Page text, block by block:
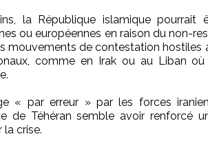
la République islamique
ou européennes en raison du non-
mouvements de contestation hostiles
comme en Irak ou au Liban où
« par erreur » par les forces
de Téhéran semble avoir renforcé
la crise.